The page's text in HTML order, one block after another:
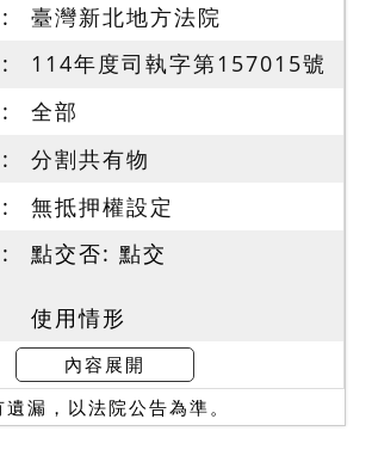
臺灣新北地方法院
114年度司執字第157015號
全部
分割共有物
無抵押權設定
點交否: 點交
使用情形
一、本件標的查封時無人應
門，於測量增建時，共有人
盧志堯在場，稱該屋現為本
內容展開
漏，以法院公告為準。